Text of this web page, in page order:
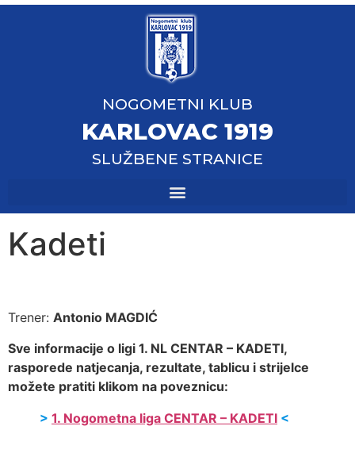
NOGOMETNI KLUB
KARLOVAC 1919
SLUŽBENE STRANICE
Kadeti
Trener: Antonio MAGDIĆ
Sve informacije o ligi 1. NL CENTAR – KADETI,
rasporede natjecanja, rezultate, tablicu i strijelce
možete pratiti klikom na poveznicu:
> 1. Nogometna liga CENTAR – KADETI <